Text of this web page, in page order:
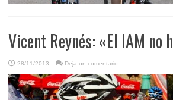
Vicent Reynés: «El IAM no
28/11/2013 Deja un comentario